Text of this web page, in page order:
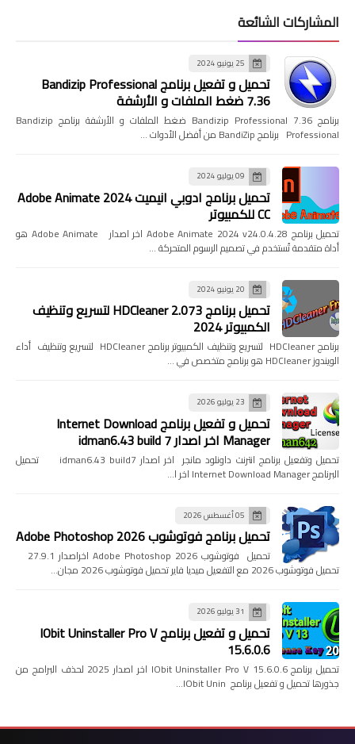
المشاركات الشائعة
25 يونيو 2024
تحميل و تفعيل برنامج Bandizip Professional
7.36 ضغط الملفات و الأرشفة
برنامج Bandizip Professional 7.36 ضغط الملفات و الأرشفة برنامج Bandizip
Professional برنامج BandiZip من أفضل الأدوات …
09 يوليو 2024
تحميل برنامج ادوبي انيميت 2024 Adobe Animate
CC للكمبيوتر
تحميل برنامج Adobe Animate 2024 v24.0.4.28 اخر اصدار Adobe Animate هو
أداة متقدمة تُستخدم في تصميم الرسوم المتحركة …
20 يونيو 2024
تحميل برنامج HDCleaner 2.073 لتسريع وتنظيف
الكمبيوتر 2024
برنامج HDCleaner لتسريع وتنظيف الكمبيوتر برنامج HDCleaner لتسريع وتنظيف أداء
الويندوز HDCleaner هو برنامج متخصص في …
23 يوليو 2026
تحميل و تفعيل برنامج Internet Download
Manager اخر اصدار idman6.43 build 7
تحميل وتفعيل برنامج انترنت داونلود مانجر اخر اصدار idman6.43 build7 تحميل
البرنامج Internet Download Manager اخر ا…
05 أغسطس 2026
تحميل برنامج فوتوشوب Adobe Photoshop 2026
تحميل فوتوشوب 2026 مع التفعيل ميديا فاير تحميل فوتوشوب 2026 مجان…
31 يوليو 2026
تحميل و تفعيل برنامج IObit Uninstaller Pro V
15.6.0.6
تحميل برنامج IObit Uninstaller Pro V 15.6.0.6 اخر اصدار 2025 لحذف البرامج من
جذورها تحميل و تفعيل برنامج IObit Unin…